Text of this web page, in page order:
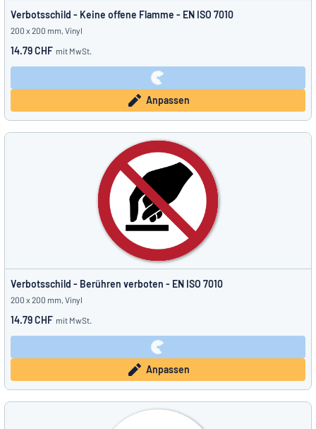
Verbotsschild - Keine offene Flamme - EN ISO 7010
200 x 200 mm, Vinyl
14.79 CHF mit MwSt.
Anpassen
Verbotsschild - Berühren verboten - EN ISO 7010
200 x 200 mm, Vinyl
14.79 CHF mit MwSt.
Anpassen